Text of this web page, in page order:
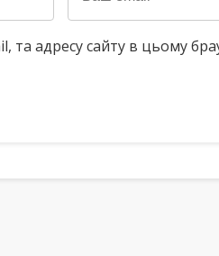
та адресу сайту в цьому